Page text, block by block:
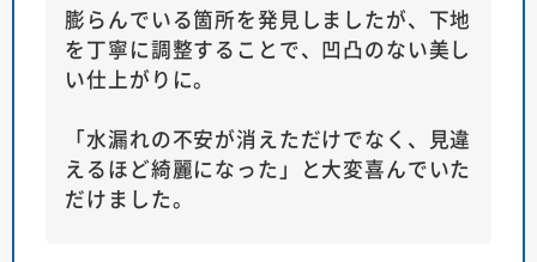
膨らんでいる箇所を発見しましたが、下地
を丁寧に調整することで、凹凸のない美し
い仕上がりに。
「水漏れの不安が消えただけでなく、見違
えるほど綺麗になった」と大変喜んでいた
だけました。